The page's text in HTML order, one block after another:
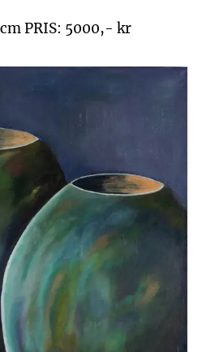
PRIS: 5000,- kr